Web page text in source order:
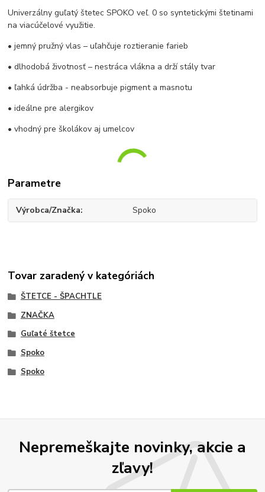
Univerzálny guľatý štetec SPOKO veľ. 0 so syntetickými štetinami
na viacúčelové využitie.
• jemný pružný vlas – uľahčuje roztieranie farieb
• dlhodobá životnosť – nestráca vlákna a drží stály tvar
• ľahká údržba - neabsorbuje pigment a masnotu
• ideálne pre alergikov
• vhodný pre školákov aj umelcov
Parametre
Výrobca/Značka Spoko
Tovar zaradený v kategóriách
ŠTETCE - ŠPACHTLE
ZNAČKA
Guľaté štetce
Spoko
Spoko
Nepremeškajte novinky, akcie a
zľavy!